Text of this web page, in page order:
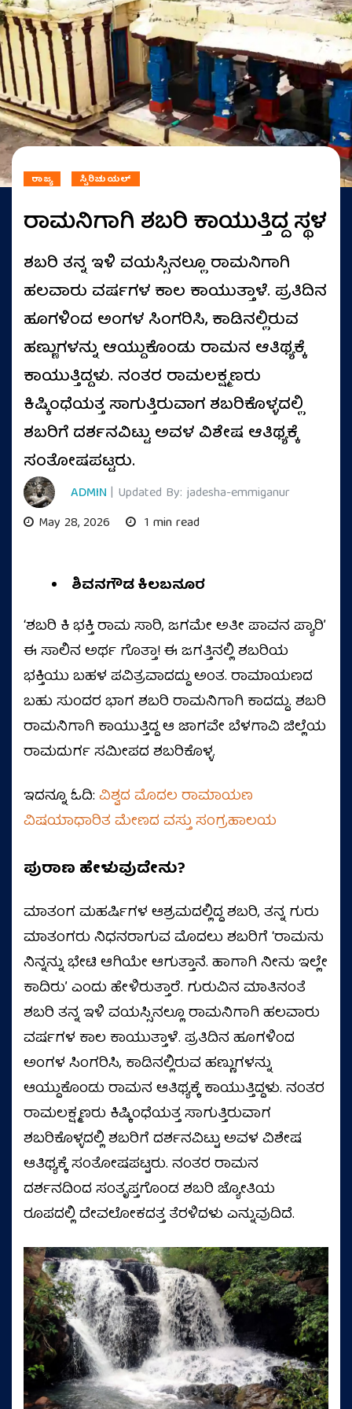
ರಾಜ್ಯ ಸ್ಪಿರಿಚುಯಲ್
ರಾಮನಿಗಾಗಿ ಶಬರಿ ಕಾಯುತ್ತಿದ್ದ ಸ್ಥಳ
ಶಬರಿ ತನ್ನ ಇಳಿ ವಯಸ್ಸಿನಲ್ಲೂ ರಾಮನಿಗಾಗಿ
ಹಲವಾರು ವರ್ಷಗಳ ಕಾಲ ಕಾಯುತ್ತಾಳೆ. ಪ್ರತಿದಿನ
ಹೂಗಳಿಂದ ಅಂಗಳ ಸಿಂಗರಿಸಿ, ಕಾಡಿನಲ್ಲಿರುವ
ಹಣ್ಣುಗಳನ್ನು ಆಯ್ದುಕೊಂಡು ರಾಮನ ಆತಿಥ್ಯಕ್ಕೆ
ಕಾಯುತ್ತಿದ್ದಳು. ನಂತರ ರಾಮಲಕ್ಷ್ಮಣರು
ಕಿಷ್ಕಿಂಧೆಯತ್ತ ಸಾಗುತ್ತಿರುವಾಗ ಶಬರಿಕೊಳ್ಳದಲ್ಲಿ
ಶಬರಿಗೆ ದರ್ಶನವಿಟ್ಟು ಅವಳ ವಿಶೇಷ ಆತಿಥ್ಯಕ್ಕೆ
ಸಂತೋಷಪಟ್ಟರು.
ADMIN | Updated By: jadesha-emmiganur
May 28, 2026
1 min read
ಶಿವನಗೌಡ ಕಿಲಬನೂರ
ʻಶಬರಿ ಕಿ ಭಕ್ತಿ ರಾಮ ಸಾರಿ, ಜಗಮೇ ಅತೀ ಪಾವನ ಪ್ಯಾರಿʼ
ಈ ಸಾಲಿನ ಅರ್ಥ ಗೊತ್ತಾ! ಈ ಜಗತ್ತಿನಲ್ಲಿ ಶಬರಿಯ
ಭಕ್ತಿಯು ಬಹಳ ಪವಿತ್ರವಾದದ್ದು ಅಂತ. ರಾಮಾಯಣದ
ಬಹು ಸುಂದರ ಭಾಗ ಶಬರಿ ರಾಮನಿಗಾಗಿ ಕಾದದ್ದು. ಶಬರಿ
ರಾಮನಿಗಾಗಿ ಕಾಯುತ್ತಿದ್ದ ಆ ಜಾಗವೇ ಬೆಳಗಾವಿ ಜಿಲ್ಲೆಯ
ರಾಮದುರ್ಗ ಸಮೀಪದ ಶಬರಿಕೊಳ್ಳ.
ಇದನ್ನೂ ಓದಿ:ವಿಶ್ವದ ಮೊದಲ ರಾಮಾಯಣ
ವಿಷಯಾಧಾರಿತ ಮೇಣದ ವಸ್ತು ಸಂಗ್ರಹಾಲಯ
ಪುರಾಣ ಹೇಳುವುದೇನು?
ಮಾತಂಗ ಮಹರ್ಷಿಗಳ ಆಶ್ರಮದಲ್ಲಿದ್ದ ಶಬರಿ, ತನ್ನ ಗುರು
ಮಾತಂಗರು ನಿಧನರಾಗುವ ಮೊದಲು ಶಬರಿಗೆ ʻರಾಮನು
ನಿನ್ನನ್ನು ಭೇಟಿ ಆಗಿಯೇ ಆಗುತ್ತಾನೆ. ಹಾಗಾಗಿ ನೀನು ಇಲ್ಲೇ
ಕಾದಿರುʼ ಎಂದು ಹೇಳಿರುತ್ತಾರೆ. ಗುರುವಿನ ಮಾತಿನಂತೆ
ಶಬರಿ ತನ್ನ ಇಳಿ ವಯಸ್ಸಿನಲ್ಲೂ ರಾಮನಿಗಾಗಿ ಹಲವಾರು
ವರ್ಷಗಳ ಕಾಲ ಕಾಯುತ್ತಾಳೆ. ಪ್ರತಿದಿನ ಹೂಗಳಿಂದ
ಅಂಗಳ ಸಿಂಗರಿಸಿ, ಕಾಡಿನಲ್ಲಿರುವ ಹಣ್ಣುಗಳನ್ನು
ಆಯ್ದುಕೊಂಡು ರಾಮನ ಆತಿಥ್ಯಕ್ಕೆ ಕಾಯುತ್ತಿದ್ದಳು. ನಂತರ
ರಾಮಲಕ್ಷ್ಮಣರು ಕಿಷ್ಕಿಂಧೆಯತ್ತ ಸಾಗುತ್ತಿರುವಾಗ
ಶಬರಿಕೊಳ್ಳದಲ್ಲಿ ಶಬರಿಗೆ ದರ್ಶನವಿಟ್ಟು ಅವಳ ವಿಶೇಷ
ಆತಿಥ್ಯಕ್ಕೆ ಸಂತೋಷಪಟ್ಟರು. ನಂತರ ರಾಮನ
ದರ್ಶನದಿಂದ ಸಂತೃಪ್ತಗೊಂಡ ಶಬರಿ ಜ್ಯೋತಿಯ
ರೂಪದಲ್ಲಿ ದೇವಲೋಕದತ್ತ ತೆರಳಿದಳು ಎನ್ನುವುದಿದೆ.